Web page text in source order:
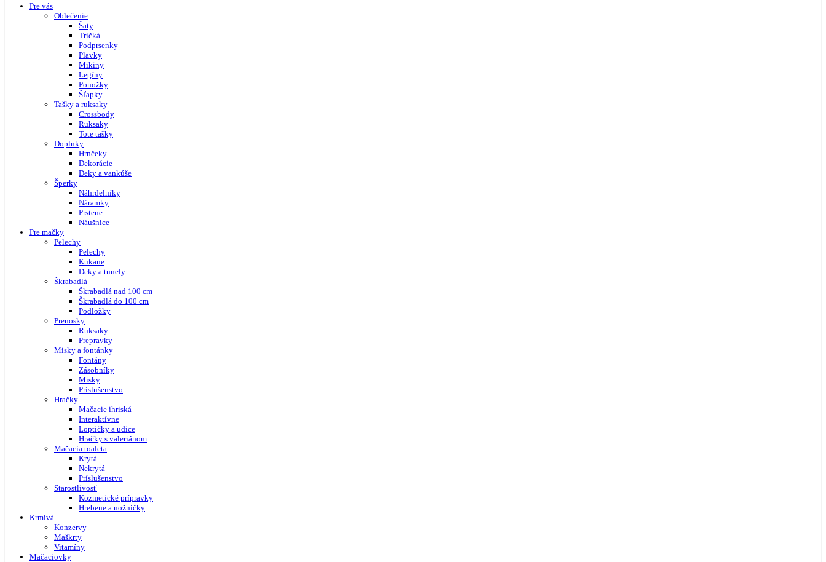
Pre vás
Oblečenie
Šaty
Tričká
Podprsenky
Plavky
Mikiny
Legíny
Ponožky
Šľapky
Tašky a ruksaky
Crossbody
Ruksaky
Tote tašky
Doplnky
Hrnčeky
Dekorácie
Deky a vankúše
Šperky
Náhrdelníky
Náramky
Prstene
Náušnice
Pre mačky
Pelechy
Pelechy
Kukane
Deky a tunely
Škrabadlá
Škrabadlá nad 100 cm
Škrabadlá do 100 cm
Podložky
Prenosky
Ruksaky
Prepravky
Misky a fontánky
Fontány
Zásobníky
Misky
Príslušenstvo
Hračky
Mačacie ihriská
Interaktívne
Loptičky a udice
Hračky s valeriánom
Mačacia toaleta
Krytá
Nekrytá
Príslušenstvo
Starostlivosť
Kozmetické prípravky
Hrebene a nožničky
Krmivá
Konzervy
Maškrty
Vitamíny
Mačaciovky